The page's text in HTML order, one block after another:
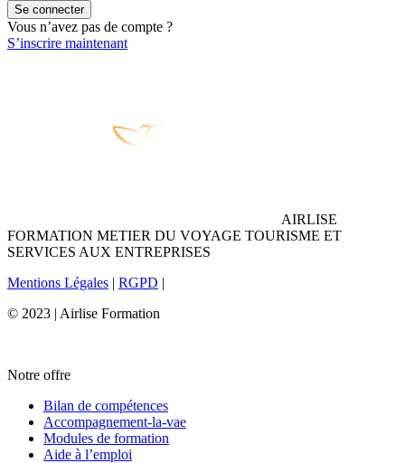
Se connecter
Vous n’avez pas de compte ?
S’inscrire maintenant
AIRLISE
FORMATION METIER DU VOYAGE TOURISME ET
SERVICES AUX ENTREPRISES
Mentions Légales | RGPD |
© 2023 | Airlise Formation
Notre offre
Bilan de compétences
Accompagnement-la-vae
Modules de formation
Aide à l’emploi